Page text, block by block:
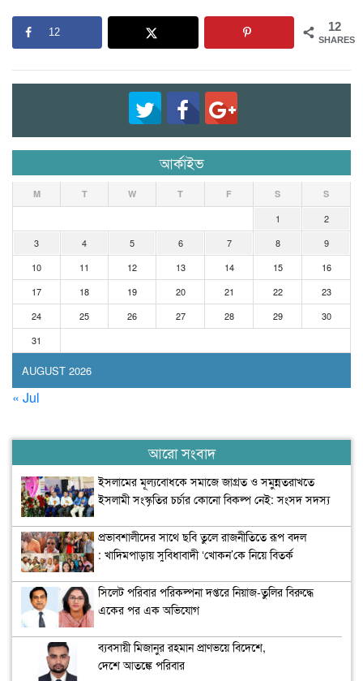
12
SHARES
12
আর্কাইভ
AUGUST 2026
M T W T F S S
1
2
3
4 5 6 7 8
9
10
11 12 13 14 15
16
17
18 19 20 21 22
23
24
25 26 27 28 29
30
31
« Jul
আরো সংবাদ
ইসলামের মূল্যবোধকে সমাজে জাগ্রত ও সমুন্নতরাখতে
ইসলামী সংস্কৃতির চর্চার কোনো বিকল্প নেই: সংসদ সদস্য
প্রভাবশালীদের সাথে ছবি তুলে রাজনীতিতে রূপ বদল
: খাদিমপাড়ায় সুবিধাবাদী ‘খোকন’কে নিয়ে বিতর্ক
সিলেট পরিবার পরিকল্পনা দপ্তরে নিয়াজ-তুলির বিরুদ্ধে
একের পর এক অভিযোগ
ব্যবসায়ী মিজানুর রহমান প্রাণভয়ে বিদেশে,
দেশে আতঙ্কে পরিবার